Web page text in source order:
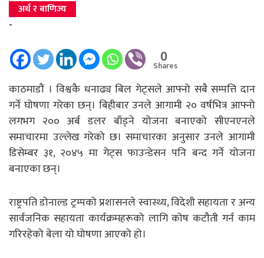
अर्थ र बाणिज्य
-
0
Shares
काठमाडौं । विश्वकै धनाढ्य बिल गेट्सले आफ्नो सबै सम्पत्ति दान
गर्ने घोषणा गरेका छन्। बिहीबार उनले आगामी २० वर्षभित्र आफ्नो
लगभग २०० अर्ब डलर बाँड्ने योजना बनाएको सीएनएनले
समाचारमा उल्लेख गरेको छ। समाचारका अनुसार उनले आगामी
डिसेम्बर ३१, २०४५ मा गेट्स फाउन्डेसन पनि बन्द गर्ने योजना
बनाएका छ‍न्।
राष्ट्रपति डोनाल्ड ट्रम्पको प्रशासनले स्वास्थ्य, विदेशी सहायता र अन्य
सार्वजनिक सहायता कार्यक्रमहरूको लागि कोष कटौती गर्न काम
गरिरहेको बेला यो घोषणा आएको हो।